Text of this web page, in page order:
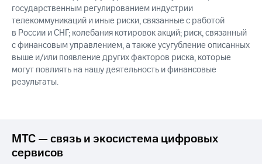
государственным регулированием индустрии
телекоммуникаций и иные риски, связанные с работой
в России и СНГ; колебания котировок акций; риск, связанный
с финансовым управлением, а также усугубление описанных
выше и/или появление других факторов риска, которые
могут повлиять на нашу деятельность и финансовые
результаты.
МТС — связь и экосистема цифровых
сервисов